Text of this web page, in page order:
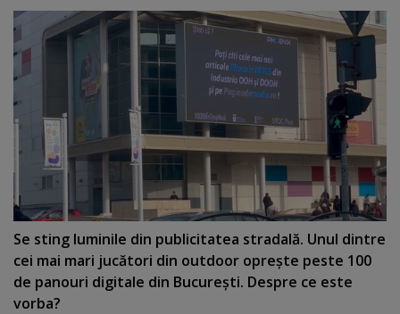
Se sting luminile din publicitatea stradală. Unul dintre
cei mai mari jucători din outdoor opreşte peste 100
de panouri digitale din Bucureşti. Despre ce este
vorba?